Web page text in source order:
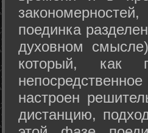
поединка
духовном
который, как
настроен
дистанцию,